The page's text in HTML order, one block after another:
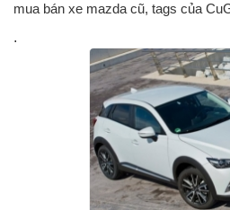
mua bán xe mazda cũ, tags của
.